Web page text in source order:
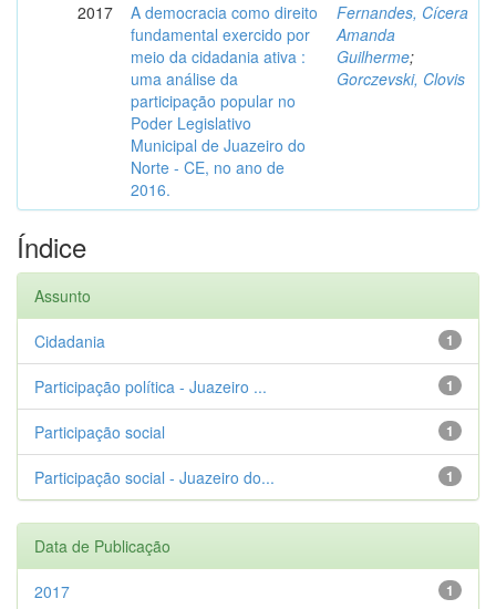
2017
A democracia como direito
fundamental exercido por
meio da cidadania ativa :
uma análise da
participação popular no
Poder Legislativo
Municipal de Juazeiro do
Norte - CE, no ano de
2016.
Fernandes, Cícera
Amanda
Guilherme;
Gorczevski, Clovis
Índice
Assunto
1
Cidadania
1
Participação política - Juazeiro ...
1
Participação social
1
Participação social - Juazeiro do...
Data de Publicação
1
2017